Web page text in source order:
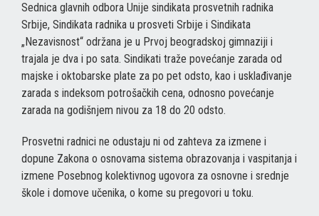
Sednica glavnih odbora Unije sindikata prosvetnih radnika
Srbije, Sindikata radnika u prosveti Srbije i Sindikata
„Nezavisnost“ održana je u Prvoj beogradskoj gimnaziji i
trajala je dva i po sata. Sindikati traže povećanje zarada od
majske i oktobarske plate za po pet odsto, kao i usklađivanje
zarada s indeksom potrošačkih cena, odnosno povećanje
zarada na godišnjem nivou za 18 do 20 odsto.
Prosvetni radnici ne odustaju ni od zahteva za izmene i
dopune Zakona o osnovama sistema obrazovanja i vaspitanja i
izmene Posebnog kolektivnog ugovora za osnovne i srednje
škole i domove učenika, o kome su pregovori u toku.